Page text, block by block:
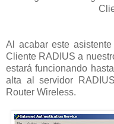
Al acabar este
Cliente RADIUS a
estará funcionando
alta al servidor
Router Wireless.